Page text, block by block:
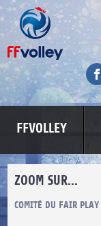
FFVOLLEY
ZOOM SUR...
COMITÉ DU FAIR PLAY